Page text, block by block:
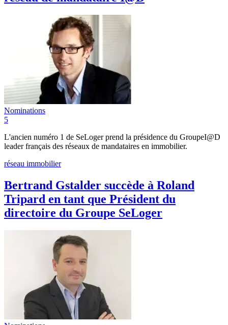
Nominations
5
L'ancien numéro 1 de SeLoger prend la présidence du GroupeI@D
leader français des réseaux de mandataires en immobilier.
réseau immobilier
Bertrand Gstalder succède à Roland
Tripard en tant que Président du
directoire du Groupe SeLoger